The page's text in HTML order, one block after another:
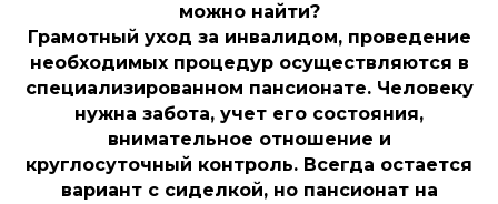
можно найти?
Грамотный уход за инвалидом, проведение
необходимых процедур осуществляются в
специализированном пансионате. Человеку
нужна забота, учет его состояния,
внимательное отношение и
круглосуточный контроль. Всегда остается
вариант с сиделкой, но пансионат на